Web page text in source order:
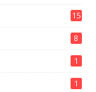
15
8
1
1